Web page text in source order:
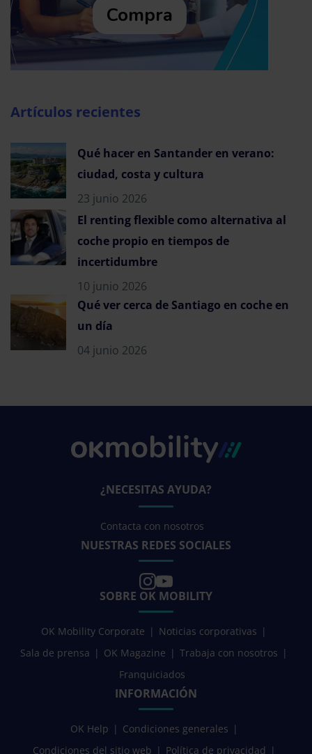
Compra
Artículos recientes
Qué hacer en Santander en verano:
ciudad, costa y cultura
23 junio 2026
El renting flexible como alternativa al
coche propio en tiempos de
incertidumbre
10 junio 2026
Qué ver cerca de Santiago en coche en
un día
04 junio 2026
¿NECESITAS AYUDA?
Contacta con nosotros
NUESTRAS REDES SOCIALES
SOBRE OK MOBILITY
OK Mobility Corporate
Noticias corporativas
Sala de prensa
OK Magazine
Trabaja con nosotros
Franquiciados
INFORMACIÓN
OK Help
Condiciones generales
Condiciones del sitio web
Política de privacidad